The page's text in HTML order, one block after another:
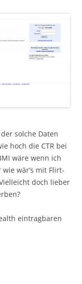
solche Daten
hoch die CTR bei
wäre wenn ich
wär’s mit Flirt-
doch lieber
eintragbaren